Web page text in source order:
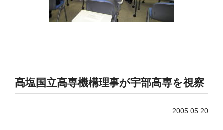
髙塩国立高専機構理事が宇部高専を視察
2005.05.20